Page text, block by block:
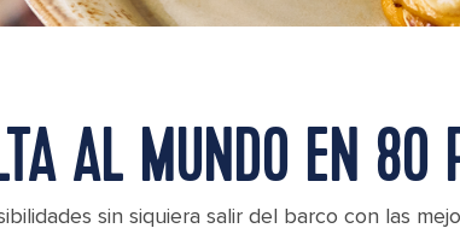
AL MUNDO EN 80
sin siquiera salir del barco con las